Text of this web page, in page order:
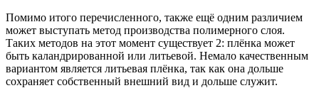
Помимо итого перечисленного, также ещё одним различием
может выступать метод производства полимерного слоя.
Таких методов на этот момент существует 2: плёнка может
быть каландрированной или литьевой. Немало качественным
вариантом является литьевая плёнка, так как она дольше
сохраняет собственный внешний вид и дольше служит.